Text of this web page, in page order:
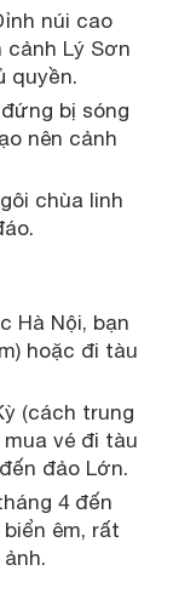
núi cao
Lý Sơn
quyền.
bị sóng
nên cảnh
chùa linh
Hà Nội, bạn
hoặc đi tàu
(cách trung
mua vé đi tàu
đảo Lớn.
4 đến
êm, rất